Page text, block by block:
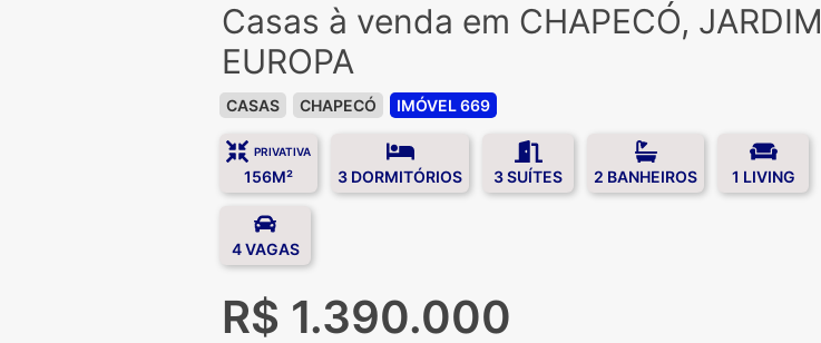
Casas à venda em CHAPECÓ, JARDIM
EUROPA
CASAS CHAPECÓ IMÓVEL 669
PRIVATIVA
156M² 3 DORMITÓRIOS 3 SUÍTES 2 BANHEIROS 1 LIVING
4 VAGAS
R$ 1.390.000